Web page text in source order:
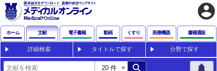
account_circle
ホーム 文献 電子書籍 動画 くすり 医療機器 書籍通販
詳細検索 タイトルで探す 分野で探す
search notifications